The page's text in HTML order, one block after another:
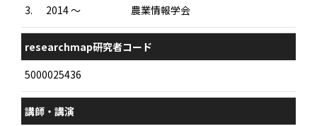
3. 2014 ～ 農業情報学会
researchmap研究者コード
5000025436
講師・講演